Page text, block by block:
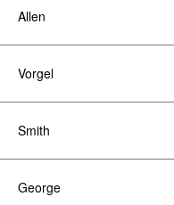
Allen
Vorgel
Smith
George